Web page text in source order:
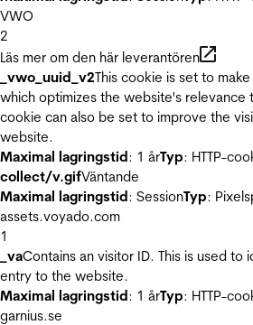
VWO
2
Läs mer om den här leverantören
_vwo_uuid_v2This cookie is set to
which optimizes the website's relevance
cookie can also be set to improve the
website.
Maximal lagringstid: 1 årTyp: HTTP-
collect/v.gifVäntande
Maximal lagringstid: SessionTyp:
assets.voyado.com
1
_vaContains an visitor ID. This is used
entry to the website.
Maximal lagringstid: 1 årTyp: HTTP-
garnius.se